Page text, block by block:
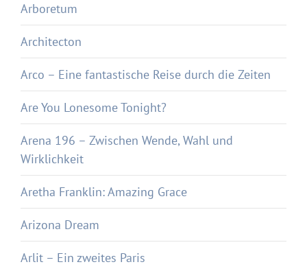
Arboretum
Architecton
Arco – Eine fantastische Reise durch die Zeiten
Are You Lonesome Tonight?
Arena 196 – Zwischen Wende, Wahl und
Wirklichkeit
Aretha Franklin: Amazing Grace
Arizona Dream
Arlit – Ein zweites Paris